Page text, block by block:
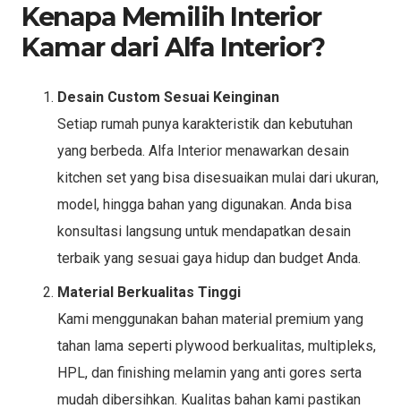
Kenapa Memilih Interior
Kamar dari Alfa Interior?
Desain Custom Sesuai Keinginan
Setiap rumah punya karakteristik dan kebutuhan
yang berbeda. Alfa Interior menawarkan desain
kitchen set yang bisa disesuaikan mulai dari ukuran,
model, hingga bahan yang digunakan. Anda bisa
konsultasi langsung untuk mendapatkan desain
terbaik yang sesuai gaya hidup dan budget Anda.
Material Berkualitas Tinggi
Kami menggunakan bahan material premium yang
tahan lama seperti plywood berkualitas, multipleks,
HPL, dan finishing melamin yang anti gores serta
mudah dibersihkan. Kualitas bahan kami pastikan